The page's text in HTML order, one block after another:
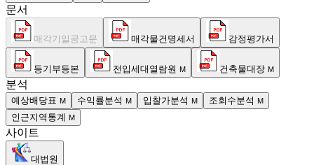
문서
매각기일공고문 매각물건명세서 감정평가서
등기부등본 전입세대열람원 M 건축물대장 M
분석
예상배당표 M 수익률분석 M 입찰가분석 M 조회수분석 M
인근지역통계 M
사이트
대법원